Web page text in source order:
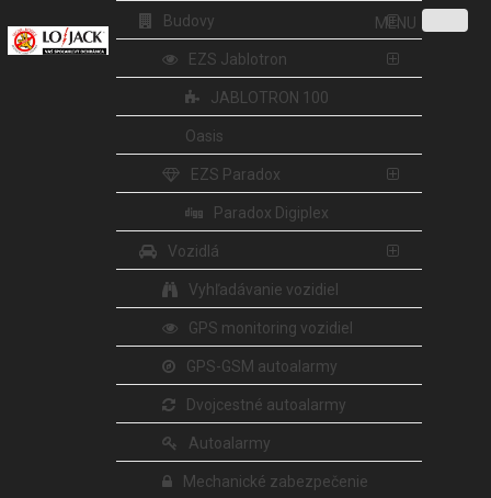
MENU
Budovy
EZS Jablotron
JABLOTRON 100
Oasis
EZS Paradox
Paradox Digiplex
Vozidlá
Vyhľadávanie vozidiel
GPS monitoring vozidiel
GPS-GSM autoalarmy
Dvojcestné autoalarmy
Autoalarmy
Mechanické zabezpečenie